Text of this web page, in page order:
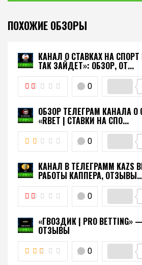
ПОХОЖИЕ ОБЗОРЫ
КАНАЛ О СТАВКАХ НА
ТАК ЗАЙДЕТ»: ОБЗОР, ОТ...
0
ОБЗОР ТЕЛЕГРАМ КАНАЛА О
«RBET | СТАВКИ НА СПО...
0
КАНАЛ В ТЕЛЕГРАММ KAZS
РАБОТЫ КАППЕРА,
0
«ГВОЗДИК | PRO
ОТЗЫВЫ
0